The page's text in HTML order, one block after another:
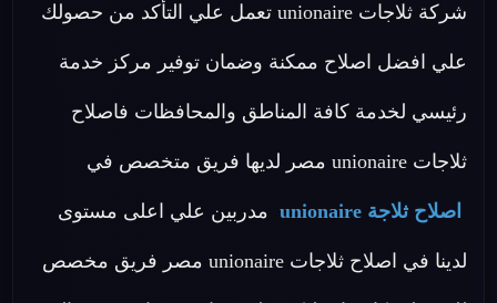
شركة ثلاجات unionaire تعمل علي التأكد من حصولك
علي افضل اصلاح ممكنة وضمان توفير مركز خدمة
رئيسي لخدمة كافة المناطق والمحافظات فاصلاح
ثلاجات unionaire مصر لديها فريق متخصص في
اصلاح ثلاجة unionaire مدربين علي اعلى مستوى
لدينا في اصلاح ثلاجات unionaire مصر فريق مخصص